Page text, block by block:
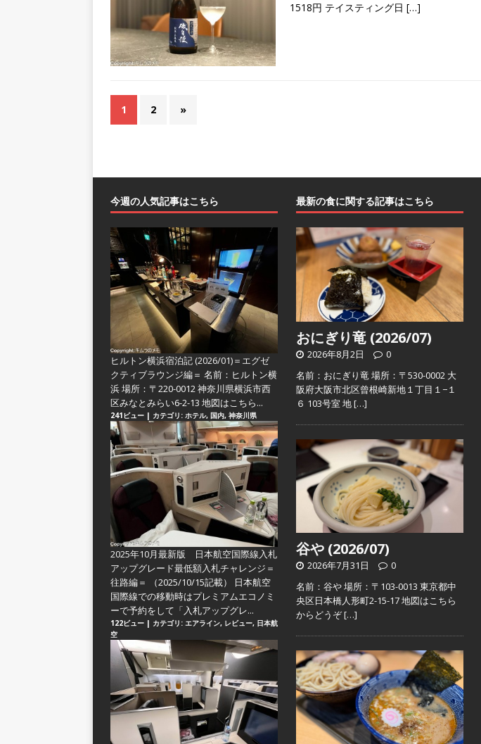
1518円 テイスティング日 […]
1 2 »
今週の人気記事はこちら
ヒルトン横浜宿泊記 (2026/01)＝エグゼ
クティブラウンジ編＝ 名前：ヒルトン横
浜 場所：〒220-0012 神奈川県横浜市西
区みなとみらい6-2-13 地図はこちら...
241ビュー | カテゴリ: ホテル, 国内, 神奈川県
2025年10月最新版 日本航空国際線入札
アップグレード最低額入札チャレンジ＝
往路編＝
（2025/10/15記載） 日本航空
国際線での移動時はプレミアムエコノミ
ーで予約をして「入札アップグレ...
122ビュー | カテゴリ: エアライン, レビュー, 日本航
空
最新の食に関する記事はこちら
おにぎり竜 (2026/07)
2026年8月2日
0
名前：おにぎり竜 場所：〒530-0002 大
阪府大阪市北区曾根崎新地１丁目１−１
６ 103号室 地[…]
谷や (2026/07)
2026年7月31日
0
名前：谷や 場所：〒103-0013 東京都中
央区日本橋人形町2-15-17 地図はこちら
からどうぞ[…]